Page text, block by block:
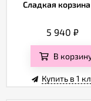
Сладкая
5 940 ₽
В
Купить в 1